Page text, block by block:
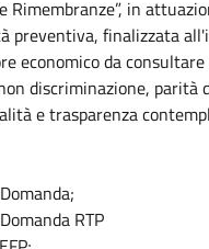
Rimembranze”, in
preventiva, finalizzata
economico da
discriminazione, parità
e trasparenza
RTP